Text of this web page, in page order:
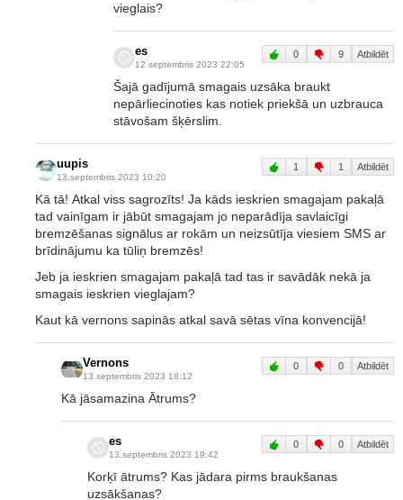
vieglais?
es
12.septembris 2023 22:05
0 9 Atbildēt
Šajā gadījumā smagais uzsāka braukt
nepārliecinoties kas notiek priekšā un uzbrauca
stāvošam šķērslim.
uupis
13.septembris 2023 10:20
1 1 Atbildēt
Kā tā! Atkal viss sagrozīts! Ja kāds ieskrien smagajam pakaļā
tad vainīgam ir jābūt smagajam jo neparādīja savlaicīgi
bremzēšanas signālus ar rokām un neizsūtīja viesiem SMS ar
brīdinājumu ka tūliņ bremzēs!
Jeb ja ieskrien smagajam pakaļā tad tas ir savādāk nekā ja
smagais ieskrien vieglajam?
Kaut kā vernons sapinās atkal savā sētas vīna konvencijā!
Vernons
13.septembris 2023 18:12
0 0 Atbildēt
Kā jāsamazina Ātrums?
es
13.septembris 2023 19:42
0 0 Atbildēt
Korķī ātrums? Kas jādara pirms braukšanas
uzsākšanas?